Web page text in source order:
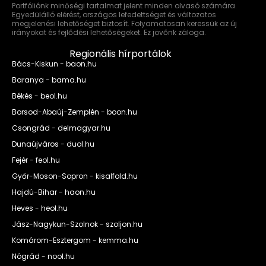
Portfóliónk minőségi tartalmat jelent minden olvasó számára.
Egyedülálló elérést, országos lefedettséget és változatos
megjelenési lehetőséget biztosít. Folyamatosan keressük az új
irányokat és fejlődési lehetőségeket. Ez jövőnk záloga.
Regionális hírportálok
Bács-Kiskun - baon.hu
Baranya - bama.hu
Békés - beol.hu
Borsod-Abaúj-Zemplén - boon.hu
Csongrád - delmagyar.hu
Dunaújváros - duol.hu
Fejér - feol.hu
Győr-Moson-Sopron - kisalfold.hu
Hajdú-Bihar - haon.hu
Heves - heol.hu
Jász-Nagykun-Szolnok - szoljon.hu
Komárom-Esztergom - kemma.hu
Nógrád - nool.hu